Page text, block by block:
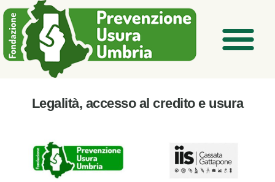
Legalità, accesso al credito e usura